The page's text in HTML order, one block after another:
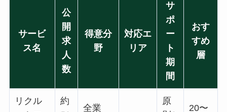
サービ
ス名
公
開
求
人
数
得意分
野
対応エ
リア
サ
ポ
ー
ト
期
間
おす
すめ
層
リクル
約
全業
原
20〜